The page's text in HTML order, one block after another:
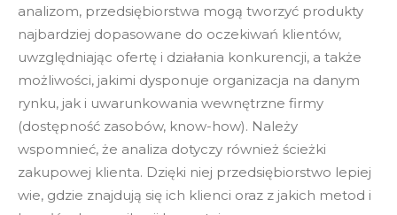
analizom, przedsiębiorstwa mogą tworzyć produkty
najbardziej dopasowane do oczekiwań klientów,
uwzględniając ofertę i działania konkurencji, a także
możliwości, jakimi dysponuje organizacja na danym
rynku, jak i uwarunkowania wewnętrzne firmy
(dostępność zasobów, know-how). Należy
wspomnieć, że analiza dotyczy również ścieżki
zakupowej klienta. Dzięki niej przedsiębiorstwo lepiej
wie, gdzie znajdują się ich klienci oraz z jakich metod i